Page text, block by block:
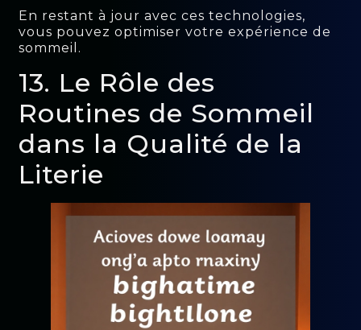
En restant à jour avec ces technologies,
vous pouvez optimiser votre expérience de
sommeil.
13. Le Rôle des
Routines de Sommeil
dans la Qualité de la
Literie